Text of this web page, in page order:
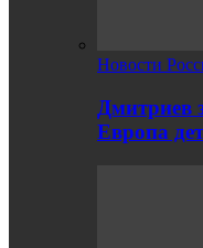
Новости
Дмитриев
Европа